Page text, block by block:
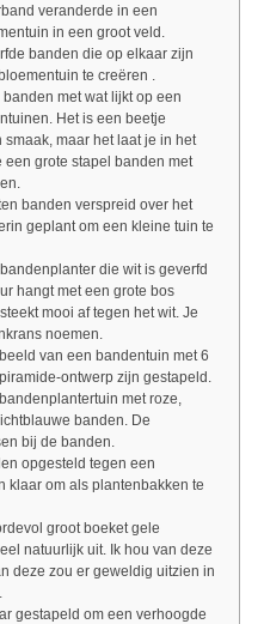
veranderde in een
in een groot veld.
banden die op elkaar zijn
te creëren .
banden met wat lijkt op een
Het is een beetje
maar het laat je in het
grote stapel banden met
banden verspreid over het
geplant om een ​​kleine tuin te
die wit is geverfd
hangt met een grote bos
mooi af tegen het wit. Je
noemen.
van een bandentuin met 6
ontwerp zijn gestapeld.
met roze,
banden. De
bij de banden.
opgesteld tegen een
klaar om als plantenbakken te
groot boeket gele
natuurlijk uit. Ik hou van deze
deze zou er geweldig uitzien in
gestapeld om een ​​verhoogde